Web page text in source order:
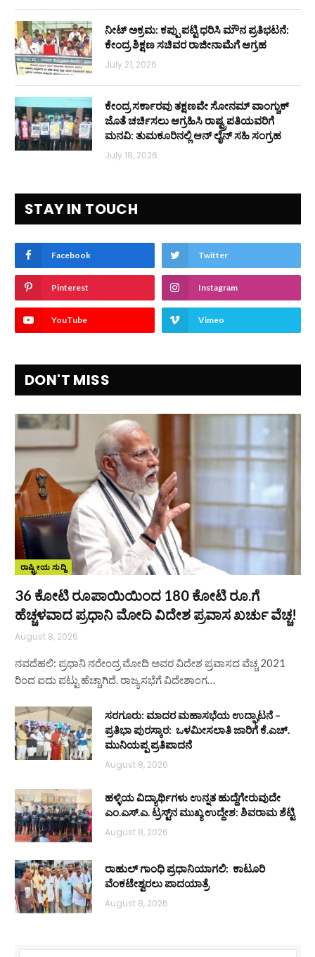
ನೀಟ್ ಅಕ್ರಮ: ಕಪ್ಪು ಪಟ್ಟಿ ಧರಿಸಿ ಮೌನ ಪ್ರತಿಭಟನೆ:
ಕೇಂದ್ರ ಶಿಕ್ಷಣ ಸಚಿವರ ರಾಜೀನಾಮೆಗೆ ಆಗ್ರಹ
July 21, 2026
ಕೇಂದ್ರ ಸರ್ಕಾರವು ತಕ್ಷಣವೇ ಸೋನಮ್ ವಾಂಗ್ಚುಕ್
ಜೊತೆ ಚರ್ಚಿಸಲು ಆಗ್ರಹಿಸಿ ರಾಷ್ಟ್ರಪತಿಯವರಿಗೆ
ಮನವಿ: ತುಮಕೂರಿನಲ್ಲಿ ಆನ್‌ ಲೈನ್ ಸಹಿ ಸಂಗ್ರಹ
July 18, 2026
STAY IN TOUCH
Facebook Twitter
Pinterest Instagram
YouTube Vimeo
DON'T MISS
ರಾಷ್ಟ್ರೀಯ ಸುದ್ದಿ
36 ಕೋಟಿ ರೂಪಾಯಿಯಿಂದ 180 ಕೋಟಿ ರೂ.ಗೆ
ಹೆಚ್ಚಳವಾದ ಪ್ರಧಾನಿ ಮೋದಿ ವಿದೇಶ ಪ್ರವಾಸ ಖರ್ಚು ವೆಚ್ಚ!
August 8, 2026
ನವದೆಹಲಿ: ಪ್ರಧಾನಿ ನರೇಂದ್ರ ಮೋದಿ ಅವರ ವಿದೇಶ ಪ್ರವಾಸದ ವೆಚ್ಚ 2021
ರಿಂದ ಐದು ಪಟ್ಟು ಹೆಚ್ಚಾಗಿದೆ. ರಾಜ್ಯಸಭೆಗೆ ವಿದೇಶಾಂಗ…
ಸರಗೂರು: ಮಾದರ ಮಹಾಸಭೆಯ ಉದ್ಘಾಟನೆ –
ಪ್ರತಿಭಾ ಪುರಸ್ಕಾರ: ಒಳಮೀಸಲಾತಿ ಜಾರಿಗೆ ಕೆ.ಎಚ್.
ಮುನಿಯಪ್ಪ ಪ್ರತಿಪಾದನೆ
August 8, 2026
ಹಳ್ಳಿಯ ವಿದ್ಯಾರ್ಥಿಗಳು ಉನ್ನತ ಹುದ್ದೆಗೇರುವುದೇ
ಎಂ.ಎಸ್.ಎ. ಟ್ರಸ್ಟ್‌ನ ಮುಖ್ಯ ಉದ್ದೇಶ: ಶಿವರಾಮ ಶೆಟ್ಟಿ
August 8, 2026
ರಾಹುಲ್ ಗಾಂಧಿ ಪ್ರಧಾನಿಯಾಗಲಿ: ಕಾಟೂರಿ
ವೆಂಕಟೇಶ್ವರಲು ಪಾದಯಾತ್ರೆ
August 8, 2026